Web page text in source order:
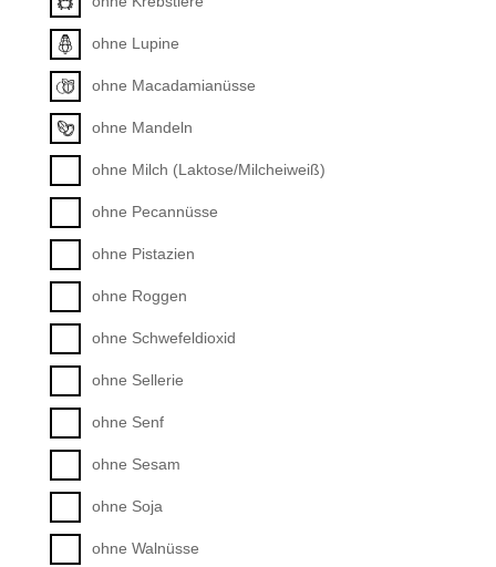
ohne Lupine
ohne Macadamianüsse
ohne Mandeln
ohne Milch (Laktose/Milcheiweiß)
ohne Pecannüsse
ohne Pistazien
ohne Roggen
ohne Schwefeldioxid
ohne Sellerie
ohne Senf
ohne Sesam
ohne Soja
ohne Walnüsse